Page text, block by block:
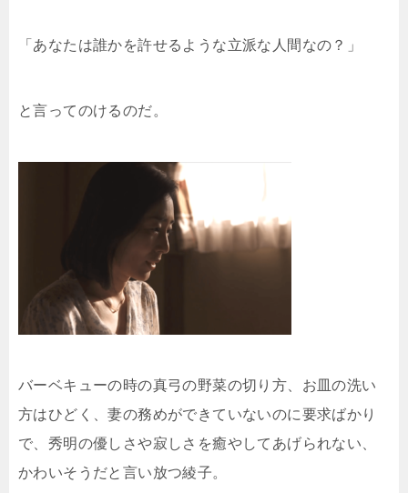
「あなたは誰かを許せるような立派な人間なの？」
と言ってのけるのだ。
バーベキューの時の真弓の野菜の切り方、お皿の洗い
方はひどく、妻の務めができていないのに要求ばかり
で、秀明の優しさや寂しさを癒やしてあげられない、
かわいそうだと言い放つ綾子。